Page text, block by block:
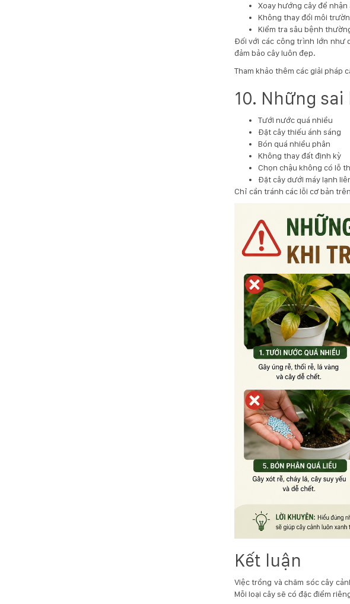
Xoay hướng cây để nhận
Không thay đổi môi
Kiểm tra sâu bệnh
Đối với các công trình lớn như
đảm bảo cây luôn đẹp.
Tham khảo thêm các giải pháp
10. Những
Tưới nước quá nhiều
Đặt cây thiếu ánh sáng
Bón quá nhiều phân
Không thay đất định kỳ
Chọn chậu không có lỗ
Đặt cây dưới máy lạnh
Chỉ cần tránh các lỗi cơ bản
Kết luận
Việc trồng và chăm sóc cây
Mỗi loại cây sẽ có đặc điểm